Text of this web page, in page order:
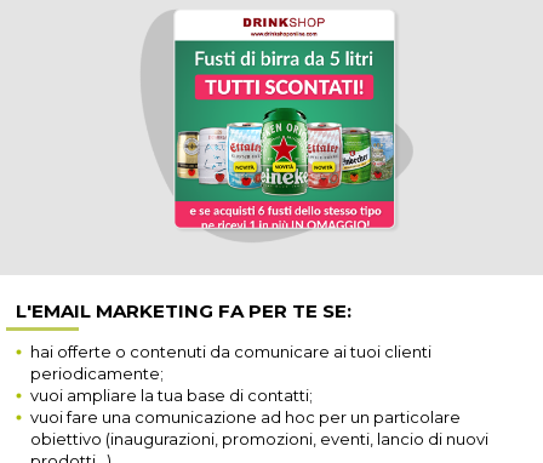
L'EMAIL MARKETING FA PER TE SE:
hai offerte o contenuti da comunicare ai tuoi clienti
periodicamente;
vuoi ampliare la tua base di contatti;
vuoi fare una comunicazione ad hoc per un particolare
obiettivo (inaugurazioni, promozioni, eventi, lancio di nuovi